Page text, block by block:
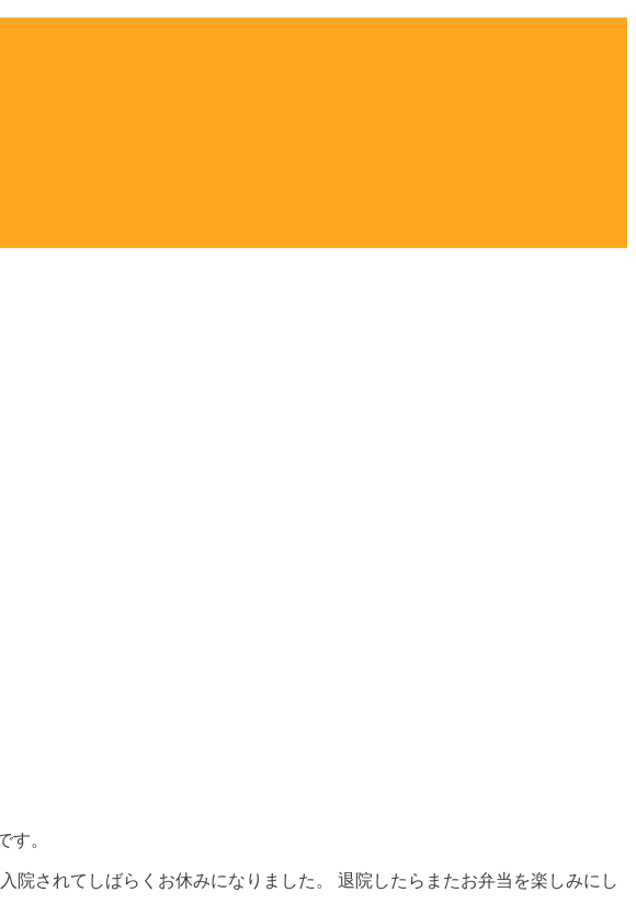
す。
されてしばらくお休みになりました。 退院したらまたお弁当を楽しみにし